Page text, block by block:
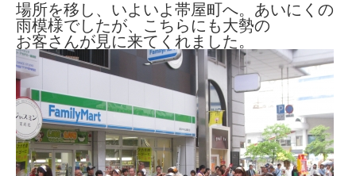
場所を移し、いよいよ帯屋町へ。あいにくの
雨模様でしたが、こちらにも大勢の
お客さんが見に来てくれました。